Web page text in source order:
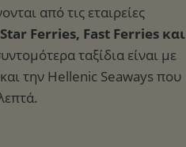
από τις εταιρείες
Ferries, Fast Ferries και
ταξίδια είναι με
την Hellenic Seaways που